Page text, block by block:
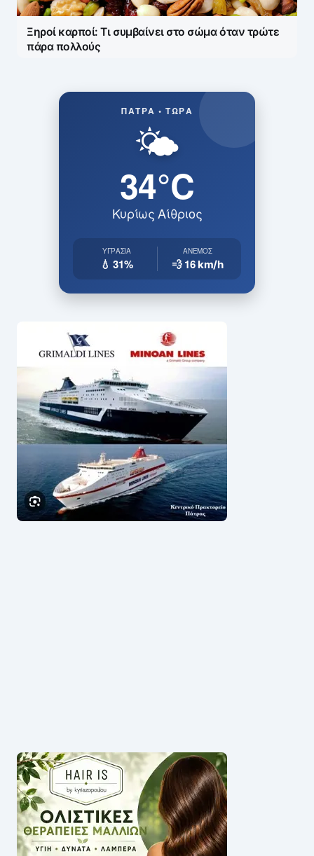
Ξηροί καρποί: Τι συμβαίνει στο σώμα όταν τρώτε
πάρα πολλούς
ΠΆΤΡΑ • ΤΏΡΑ
🌤️
34°C
Κυρίως Αίθριος
ΥΓΡΑΣΊΑ
💧 31%
ΆΝΕΜΟΣ
💨 16km/h